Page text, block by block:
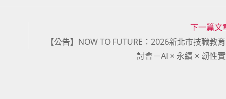
下一篇文
【公告】NOW TO FUTURE：2026新北市技職教
討會－AI × 永續 × 韌性